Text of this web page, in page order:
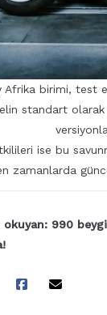
Afrika birimi, test
standart olarak
ise bu
zamanlarda
okuyan: 990